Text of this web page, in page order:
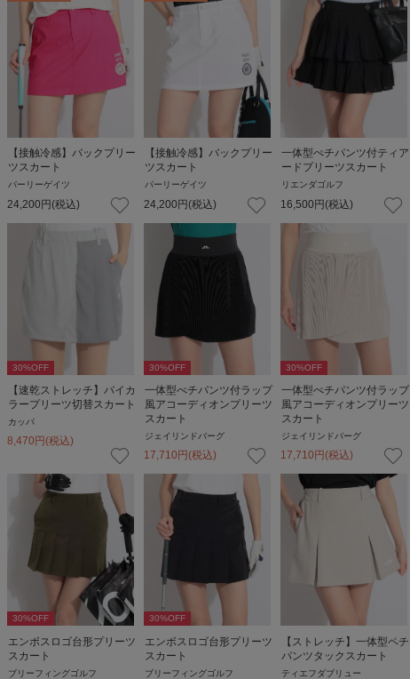
【接触冷感】バックプリー
ツスカート
パーリーゲイツ
24,200円(税込)
【接触冷感】バックプリー
ツスカート
パーリーゲイツ
24,200円(税込)
一体型ぺチパンツ付ティア
ードプリーツスカート
リエンダゴルフ
16,500円(税込)
30%OFF
【速乾ストレッチ】バイカ
ラープリーツ切替スカート
カッパ
8,470 円 (税込)
30%OFF
一体型ぺチパンツ付ラップ
風アコーディオンプリーツ
スカート
ジェイリンドバーグ
17,710 円 (税込)
30%OFF
一体型ぺチパンツ付ラップ
風アコーディオンプリーツ
スカート
ジェイリンドバーグ
17,710 円 (税込)
30%OFF
エンボスロゴ台形プリーツ
スカート
ブリーフィングゴルフ
30%OFF
エンボスロゴ台形プリーツ
スカート
ブリーフィングゴルフ
【ストレッチ】一体型ペチ
パンツタックスカート
ティエフダブリュー